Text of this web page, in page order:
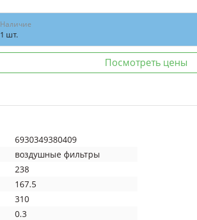
Наличие
1 шт.
Посмотреть цены
6930349380409
воздушные фильтры
238
167.5
310
0.3